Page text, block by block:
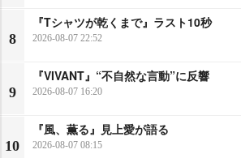
8
『Tシャツが乾くまで』ラスト10秒
2026-08-07 22:52
9
『VIVANT』“不自然な言動”に反響
2026-08-07 16:20
10
『風、薫る』見上愛が語る
2026-08-07 08:15